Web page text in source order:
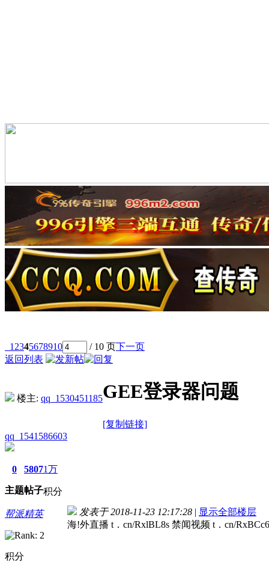
1 2345678910 / 10 页下一页
返回列表
楼主: qq_1530451185GEE登录器问题
[复制链接]
qq_1541586603
0
主题
5807
帖子
1万
积分
帮派精英
积分
发表于 2018-11-23 12:17:28 | 显示全部楼层
海!外直播 t．cn/RxlBL8s 禁闻视频 t．cn/